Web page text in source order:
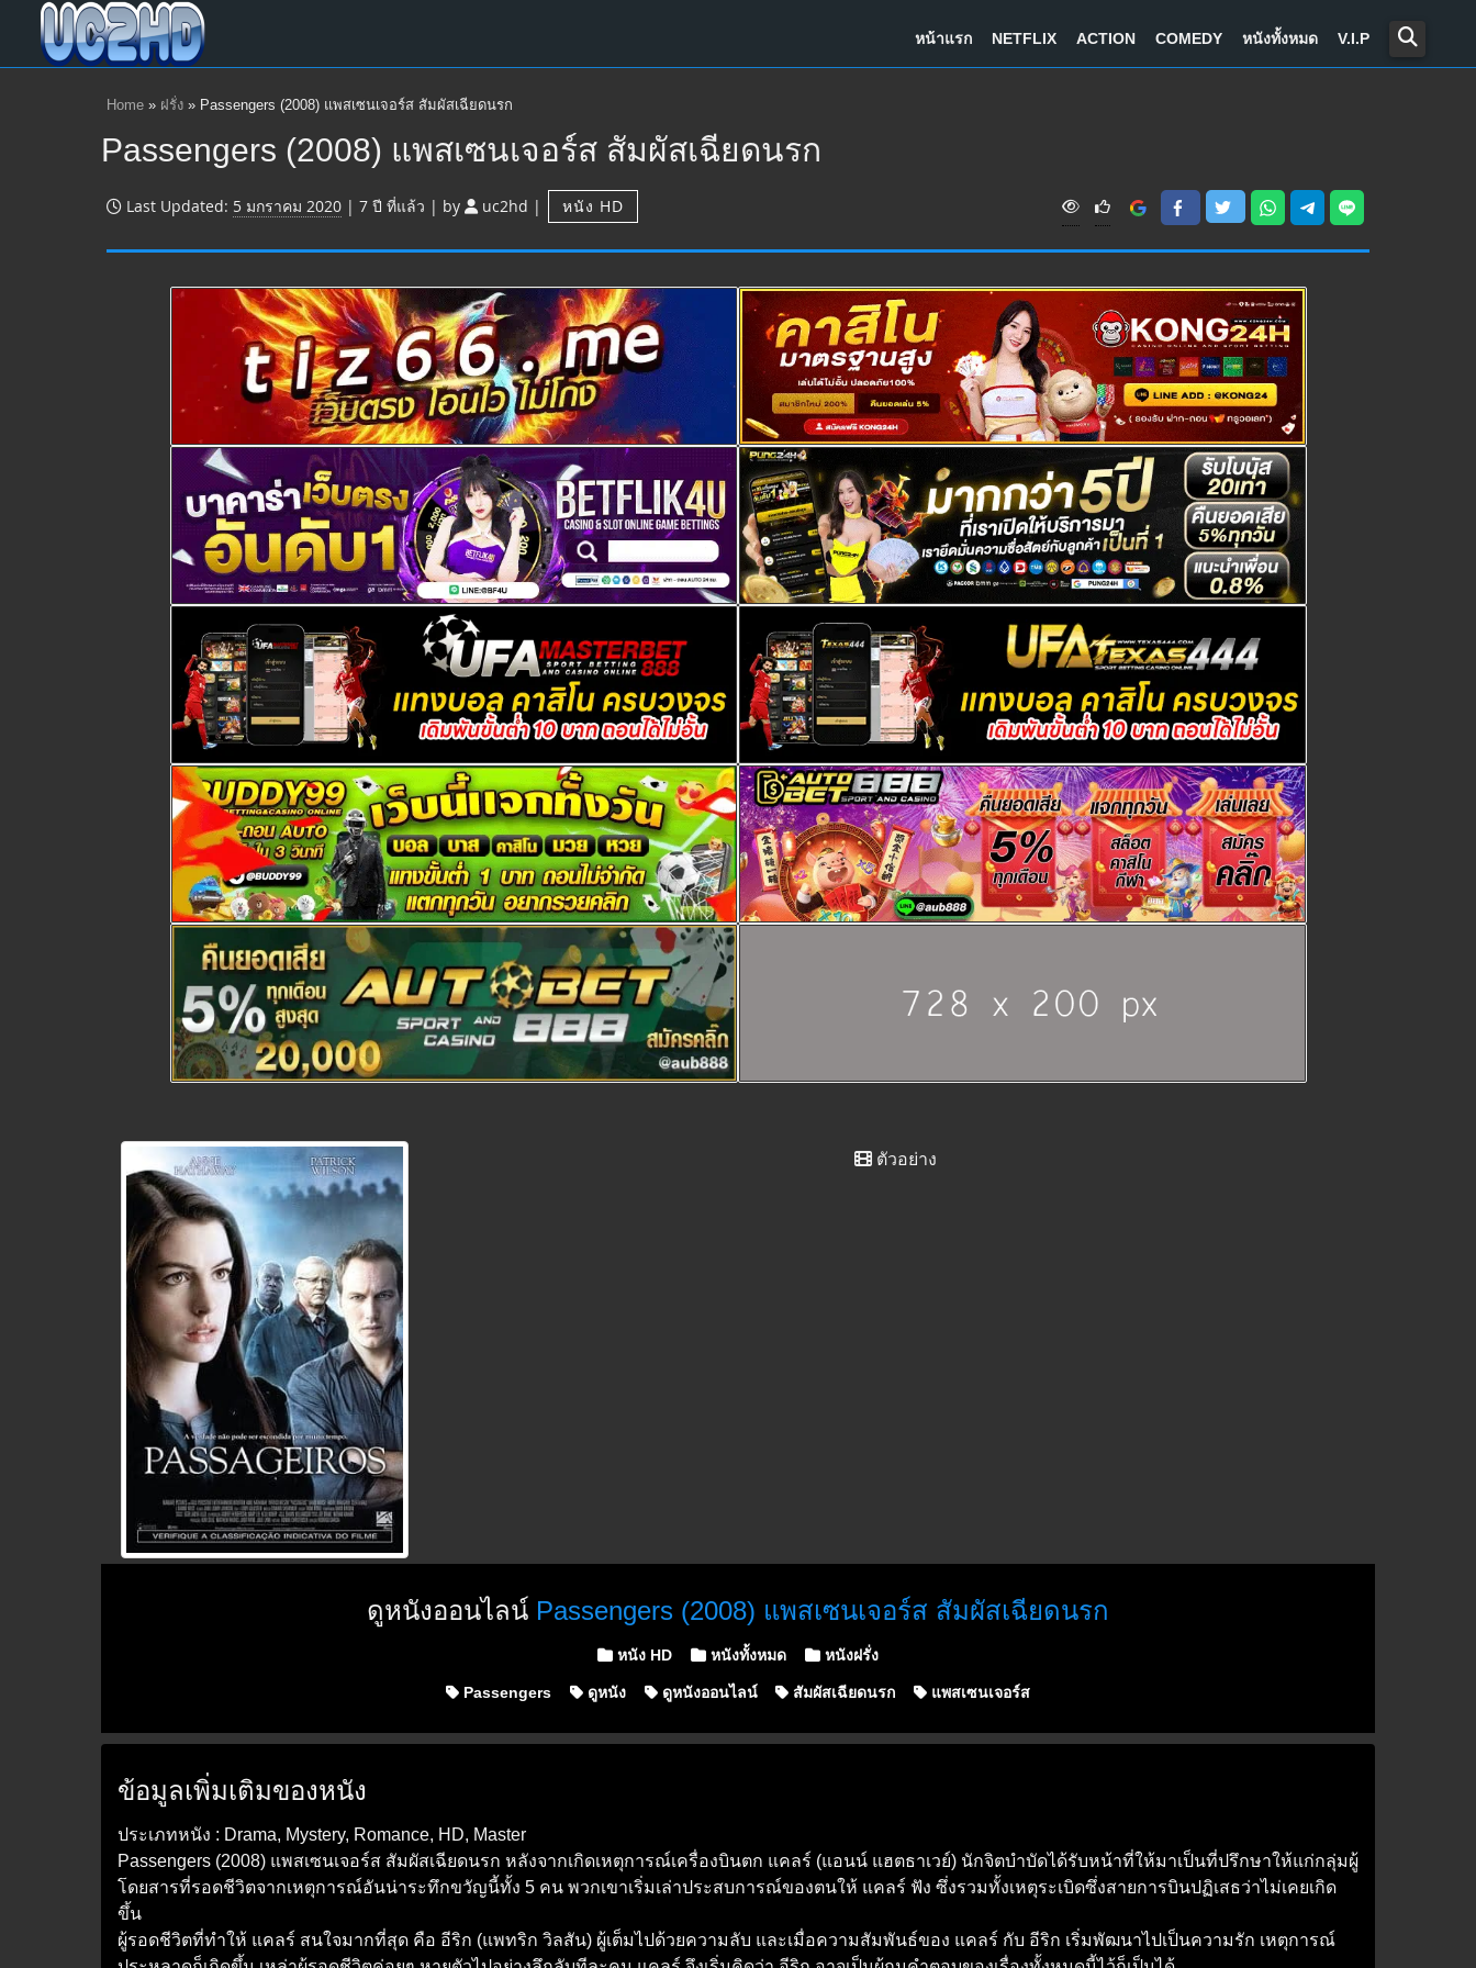
หน้าแรก NETFLIX ACTION COMEDY หนังทั้งหมด V.I.P
Home » ฝรั่ง » Passengers (2008) แพสเซนเจอร์ส สัมผัสเฉียดนรก
Passengers (2008) แพสเซนเจอร์ส สัมผัสเฉียดนรก
Last Updated: 5 มกราคม 2020 | 7 ปี ที่แล้ว | by uc2hd | หนัง HD
V
w
s
ตัวอย่าง
ดูหนังออนไลน์ Passengers (2008) แพสเซนเจอร์ส สัมผัสเฉียดนรก
Posted in
หนัง HD หนังทั้งหมด หนังฝรั่ง
Passengers ดูหนัง ดูหนังออนไลน์ สัมผัสเฉียดนรก แพสเซนเจอร์ส
ข้อมูลเพิ่มเติมของหนัง
ประเภทหนัง : Drama, Mystery, Romance, HD, Master
Passengers (2008) แพสเซนเจอร์ส สัมผัสเฉียดนรก หลังจากเกิดเหตุการณ์เครื่องบินตก แคลร์ (แอนน์ แฮตธาเวย์) นักจิตบำบัดได้รับหน้าที่ให้มาเป็นที่ปรึกษาให้แก่กลุ่มผู้
โดยสารที่รอดชีวิตจากเหตุการณ์อันน่าระทึกขวัญนี้ทั้ง 5 คน พวกเขาเริ่มเล่าประสบการณ์ของตนให้ แคลร์ ฟัง ซึ่งรวมทั้งเหตุระเบิดซึ่งสายการบินปฏิเสธว่าไม่เคยเกิด
ขึ้น
ผู้รอดชีวิตที่ทำให้ แคลร์ สนใจมากที่สุด คือ อีริก (แพทริก วิลสัน) ผู้เต็มไปด้วยความลับ และเมื่อความสัมพันธ์ของ แคลร์ กับ อีริก เริ่มพัฒนาไปเป็นความรัก เหตุการณ์